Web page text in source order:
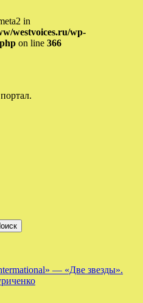
in
westvoices.ru/wp-
on line 366
— «Две звезды».